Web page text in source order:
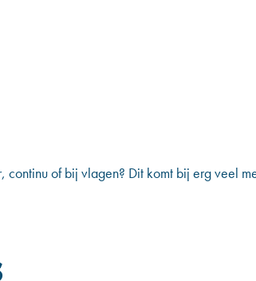
of bij vlagen? Dit komt bij erg veel